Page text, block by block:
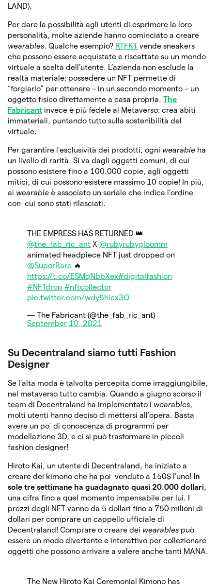
LAND).
Per dare la possibilità agli utenti di esprimere la loro
personalità, molte aziende hanno cominciato a creare
wearables. Qualche esempio? RTFKT vende sneakers
che possono essere acquistate e riscattate su un mondo
virtuale a scelta dell’utente. L’azienda non esclude la
realtà materiale: possedere un NFT permette di
“forgiarlo” per ottenere – in un secondo momento – un
oggetto fisico direttamente a casa propria. The
Fabricant invece è più fedele al Metaverso: crea abiti
immateriali, puntando tutto sulla sostenibilità del
virtuale.
Per garantire l’esclusività dei prodotti, ogni wearable ha
un livello di rarità. Si va dagli oggetti comuni, di cui
possono esistere fino a 100.000 copie, agli oggetti
mitici, di cui possono esistere massimo 10 copie! In più,
ai wearable è associato un seriale che indica l’ordine
con cui sono stati rilasciati.
THE EMPRESS HAS RETURNED 👑
@the_fab_ric_ant X @rubyrubygloomm
animated headpiece NFT just dropped on
@SuperRare 🔥
https://t.co/ESMqNbbXex#digitalfashion
#NFTdrop #nftcollector
pic.twitter.com/wdy5hicx3O
— The Fabricant (@the_fab_ric_ant)
September 10, 2021
Su Decentraland siamo tutti Fashion
Designer
Se l’alta moda è talvolta percepita come irraggiungibile,
nel metaverso tutto cambia. Quando a giugno scorso il
team di Decentraland ha implementato i wearables,
molti utenti hanno deciso di mettersi all’opera. Basta
avere un po’ di conoscenza di programmi per
modellazione 3D, e ci si può trasformare in piccoli
fashion designer!
Hiroto Kai, un utente di Decentraland, ha iniziato a
creare dei kimono che ha poi venduto a 150$ l’uno! In
sole tre settimane ha guadagnato quasi 20.000 dollari,
una cifra fino a quel momento impensabile per lui. I
prezzi degli NFT vanno da 5 dollari fino a 750 milioni di
dollari per comprare un cappello ufficiale di
Decentraland! Comprare o creare dei wearables può
essere un modo divertente e interattivo per collezionare
oggetti che possono arrivare a valere anche tanti MANA.
The New Hiroto Kai Ceremonial Kimono has